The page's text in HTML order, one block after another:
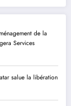
de la
Services
salue la libération